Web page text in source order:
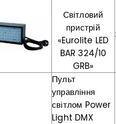
Світловий
пристрій
«Eurolite LED
BAR 324/10
GRB‎»
Пульт
управління
світлом Power
Light DMX